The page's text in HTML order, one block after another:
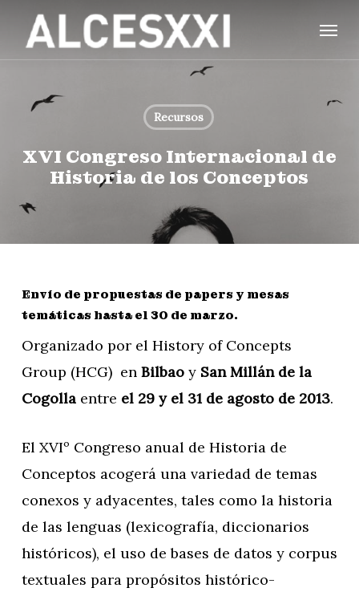
main
content
Menu
Recursos
XVI Congreso Internacional de
Historia de los Conceptos
Envío de propuestas de papers y mesas
temáticas hasta el 30 de marzo.
Organizado por el History of Concepts
Group (HCG) en Bilbaoy San Millán de la
Cogollaentre el 29 y el 31 de agosto de 2013.
El XVIº Congreso anual de Historia de
Conceptos acogerá una variedad de temas
conexos y adyacentes, tales como la historia
de las lenguas (lexicografía, diccionarios
históricos), el uso de bases de datos y corpus
textuales para propósitos histórico-